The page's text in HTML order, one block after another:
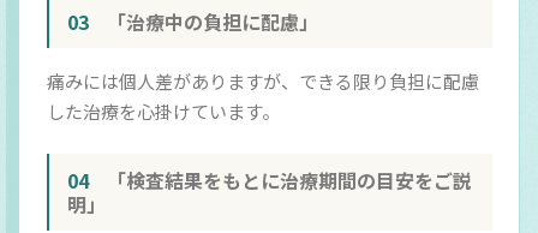
03 「治療中の負担に配慮」
痛みには個人差がありますが、できる限り負担に配慮
した治療を心掛けています。
04
「検査結果をもとに治療期間の目安をご説
明」